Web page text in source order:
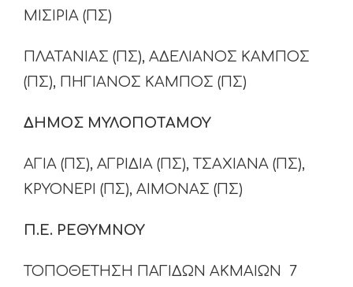
ΜΙΣΙΡΙΑ (ΠΣ)
ΠΛΑΤΑΝΙΑΣ (ΠΣ), ΑΔΕΛΙΑΝΟΣ ΚΑΜΠΟΣ
(ΠΣ), ΠΗΓΙΑΝΟΣ ΚΑΜΠΟΣ (ΠΣ)
ΔΗΜΟΣ ΜΥΛΟΠΟΤΑΜΟΥ
ΑΓΙΑ (ΠΣ), ΑΓΡΙΔΙΑ (ΠΣ), ΤΣΑΧΙΑΝΑ (ΠΣ),
ΚΡΥΟΝΕΡΙ (ΠΣ), ΑΙΜΟΝΑΣ (ΠΣ)
Π.Ε. ΡΕΘΥΜΝΟΥ
ΤΟΠΟΘΕΤΗΣΗ ΠΑΓΙΔΩΝ ΑΚΜΑΙΩΝ 7